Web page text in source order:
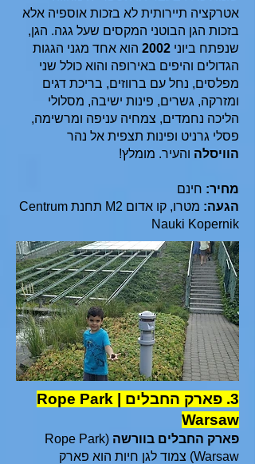
אטרקציה תיירותית לא בזכות אוספיה אלא
בזכות הגן הבוטני המקסים שעל גגה. הגן,
שנפתח ביוני 2002 הוא אחד מגני הגגות
הגדולים והיפים באירופה והוא כולל שני
מפלסים, נחל עם ברווזים, בריכת דגים
ומזרקה, גשרים, פינות ישיבה, מסלולי
הליכה נחמדים, צמחיה עניפה ומרשימה,
פסלי גרניט ופינות תצפית אל נהר
הוויסלה והעיר. מומלץ!
מחיר: חינם
הגעה:
מטרו, קו אדום M2 תחנת Centrum
Nauki Kopernik
3. פארק החבלים | Rope Park
Warsaw
פארק החבלים בוורשה (Rope Park
Warsaw) צמוד לגן חיות הוא פארק